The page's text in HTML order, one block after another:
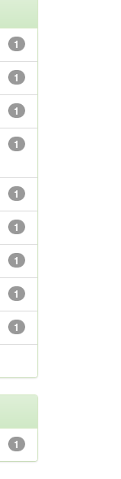
1
1
1
1
1
1
1
1
1
1